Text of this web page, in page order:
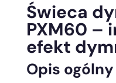
Świeca
PXM60 –
efekt
Opis